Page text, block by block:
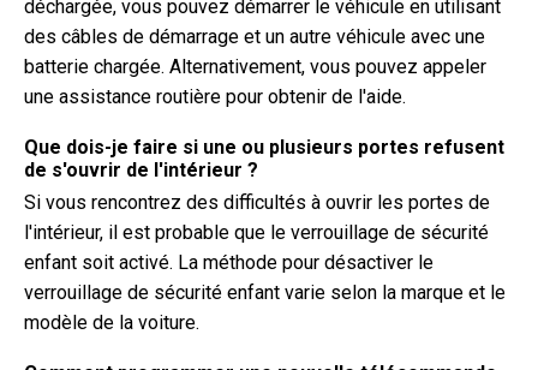
déchargée, vous pouvez démarrer le véhicule en utilisant
des câbles de démarrage et un autre véhicule avec une
batterie chargée. Alternativement, vous pouvez appeler
une assistance routière pour obtenir de l'aide.
Que dois-je faire si une ou plusieurs portes refusent
de s'ouvrir de l'intérieur ?
Si vous rencontrez des difficultés à ouvrir les portes de
l'intérieur, il est probable que le verrouillage de sécurité
enfant soit activé. La méthode pour désactiver le
verrouillage de sécurité enfant varie selon la marque et le
modèle de la voiture.